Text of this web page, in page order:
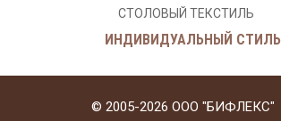
СТОЛОВЫЙ ТЕКСТИЛЬ
ИНДИВИДУАЛЬНЫЙ СТИЛЬ
© 2005-2026 ООО "БИФЛЕКС"